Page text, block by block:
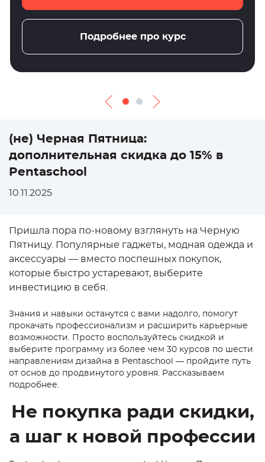
Подробнее про курс
(не) Черная Пятница:
дополнительная скидка до 15% в
Pentaschool
10.11.2025
Пришла пора по-новому взглянуть на Черную
Пятницу. Популярные гаджеты, модная одежда и
аксессуары — вместо поспешных покупок,
которые быстро устаревают, выберите
инвестицию в себя.
Знания и навыки останутся с вами надолго, помогут
прокачать профессионализм и расширить карьерные
возможности. Просто воспользуйтесь скидкой и
выберите программу из более чем 30 курсов по шести
направлениям дизайна в Pentaschool — пройдите путь
от основ до продвинутого уровня. Рассказываем
подробнее.
Не покупка ради скидки,
а шаг к новой профессии